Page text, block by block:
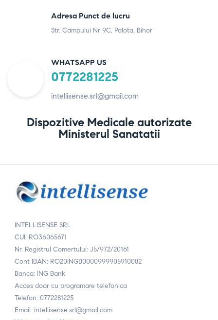
Adresa Punct de lucru
Str. Campului Nr 9C, Palota, Bihor
WHATSAPP US
0772281225
intellisense.srl@gmail.com
Dispozitive Medicale autorizate
Ministerul Sanatatii
INTELLISENSE SRL
CUI: RO36065671
Nr. Registrul Comertului: J5/972/20161
Cont IBAN: RO20INGB0000999905910082
Banca: ING Bank
Acces doar cu programare telefonica
Telefon: 0772281225
Email: intellisense.srl@gmail.com